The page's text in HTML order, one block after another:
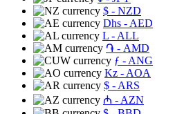
$ - NZD
Dhs - AED
L - ALL
֏ - AMD
ƒ - ANG
Kz - AOA
$ - ARS
₼ - AZN